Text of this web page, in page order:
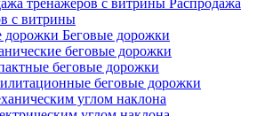
Распродажа
с витрины
Беговые дорожки
беговые дорожки
беговые дорожки
беговые дорожки
углом наклона